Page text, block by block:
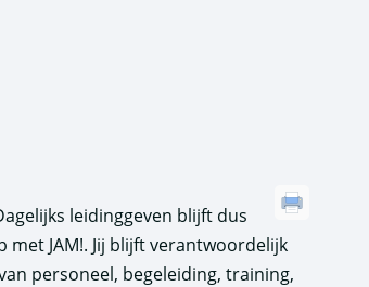
leidinggeven blijft dus
JAM!. Jij blijft verantwoordelijk
personeel, begeleiding, training,